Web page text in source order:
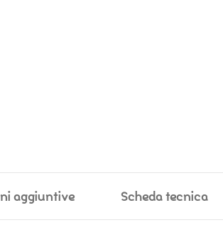
aggiuntive Scheda tecnica